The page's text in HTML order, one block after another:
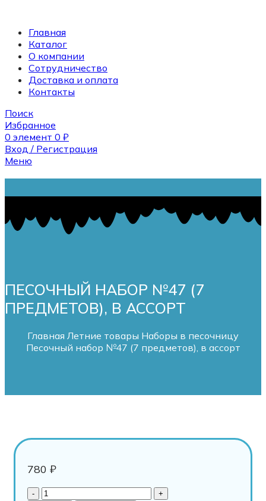
Главная
Каталог
О компании
Сотрудничество
Доставка и оплата
Контакты
Поиск
Избранное
0 элемент 0 ₽
Вход / Регистрация
Меню
0элемент 0₽
ПЕСОЧНЫЙ НАБОР №47 (7
ПРЕДМЕТОВ), В АССОРТ
Главная Летние товары Наборы в песочницу
Песочный набор №47 (7 предметов), в ассорт
780 ₽